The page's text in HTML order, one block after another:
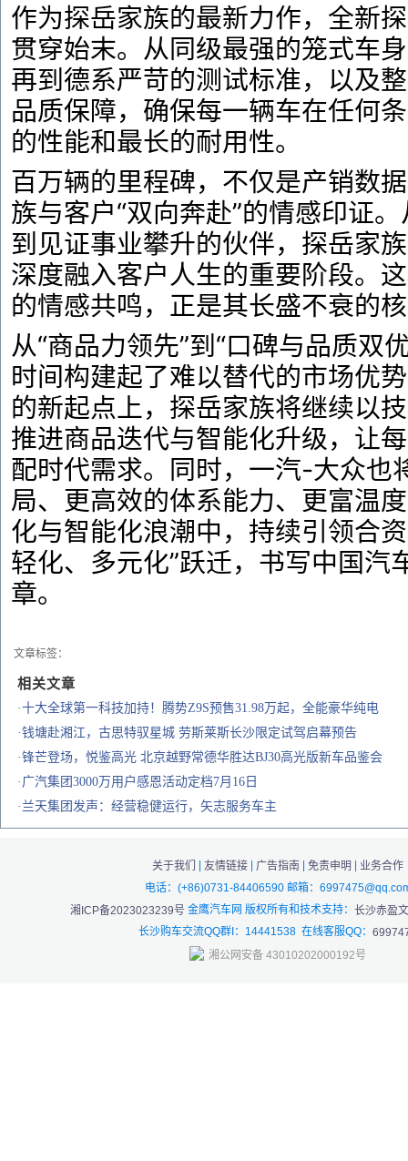
作为探岳家族的最新力作，全新
贯穿始末。从同级最强的笼式车
再到德系严苛的测试标准，以及
品质保障，确保每一辆车在任何
的性能和最长的耐用性。
百万辆的里程碑，不仅是产销数
族与客户“双向奔赴”的情感印证
到见证事业攀升的伙伴，探岳家
深度融入客户人生的重要阶段。
的情感共鸣，正是其长盛不衰的
从“商品力领先”到“口碑与品质双
时间构建起了难以替代的市场优
的新起点上，探岳家族将继续以
推进商品迭代与智能化升级，让
配时代需求。同时，一汽-大众也
局、更高效的体系能力、更富温
化与智能化浪潮中，持续引领合
轻化、多元化”跃迁，书写中国汽
章。
文章标签：
相关文章
·十大全球第一科技加持！腾势Z9S预售31.98万起，全能豪华纯电
·钱塘赴湘江，古思特驭星城 劳斯莱斯长沙限定试驾启幕预告
·锋芒登场，悦鉴高光 北京越野常德华胜达BJ30高光版新车品鉴会
·广汽集团3000万用户感恩活动定档7月16日
·兰天集团发声：经营稳健运行，矢志服务车主
关于我们 | 友情链接 | 广告指南 | 免责申明 | 业务合作
电话：(+86)0731-84406590 邮箱：
湘ICP备2023023239号 金鹰汽车网 版权所有和技术支持： 长沙赤盈
长沙购车交流QQ群I：14441538 在线客服QQ：
湘公网安备 43010202000192号